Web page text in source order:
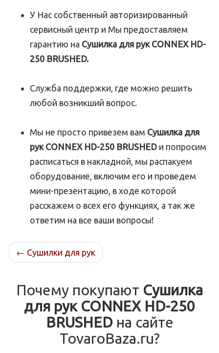
У Нас собственный авторизированный
сервисный центр и Мы предоставляем
гарантию на Сушилка для рук CONNEX HD-
250 BRUSHED.
Служба поддержки, где можно решить
любой возникший вопрос.
Мы не просто привезем вам Сушилка для
рук CONNEX HD-250 BRUSHED и попросим
расписаться в накладной, мы распакуем
оборудование, включим его и проведем
мини-презентацию, в ходе которой
расскажем о всех его функциях, а так же
ответим на все ваши вопросы!
← Сушилки для рук
Почему покупают Сушилка
для рук CONNEX HD-250
BRUSHEDна сайте
TovaroBaza.ru?